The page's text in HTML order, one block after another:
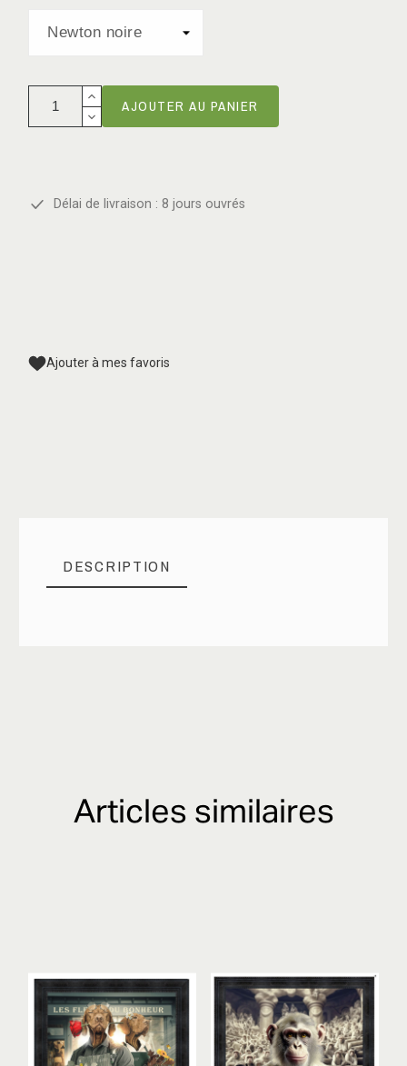
AJOUTER AU PANIER
Délai de livraison : 8 jours ouvrés
Ajouter à mes favoris
DESCRIPTION
Articles similaires